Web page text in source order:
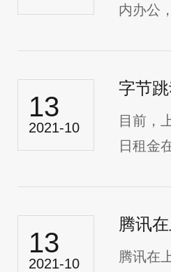
内办公
13
2021-10
字节
目前，
日租金
13
2021-10
腾讯
腾讯在